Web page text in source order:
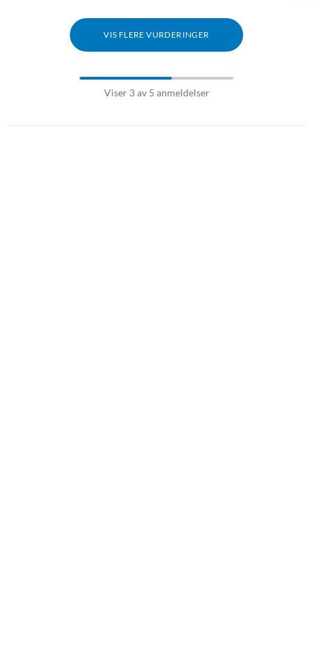
VIS FLERE VURDERINGER
Viser 3 av 5 anmeldelser